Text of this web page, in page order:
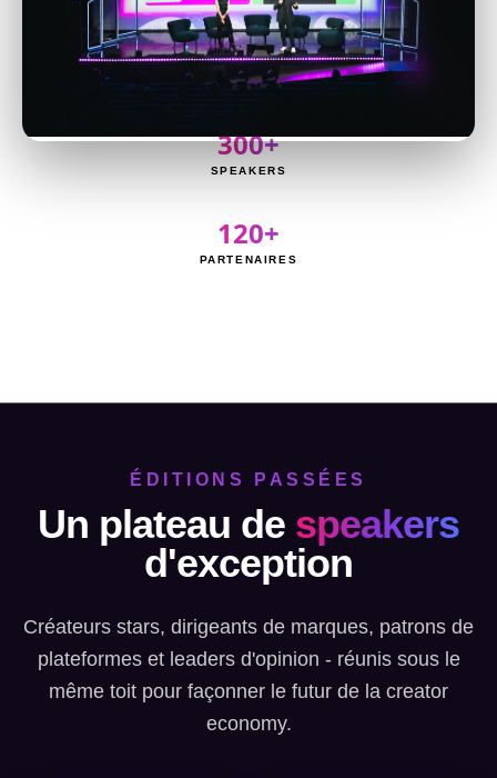
3 000+
CRÉATEURS
300+
SPEAKERS
120+
PARTENAIRES
ÉDITIONS PASSÉES
Un plateau de speakers
d'exception
Créateurs stars, dirigeants de marques, patrons de
plateformes et leaders d'opinion - réunis sous le
même toit pour façonner le futur de la creator
economy.